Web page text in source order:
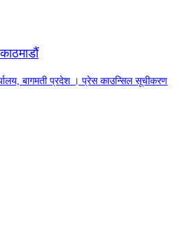
बागमती प्रदेश । प्रेस काउन्सिल सूचीकरण